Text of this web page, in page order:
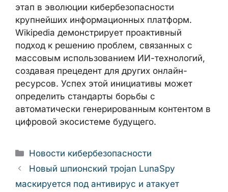
этап в эволюции кибербезопасности
крупнейших информационных платформ.
Wikipedia демонстрирует проактивный
подход к решению проблем, связанных с
массовым использованием ИИ-технологий,
создавая прецедент для других онлайн-
ресурсов. Успех этой инициативы может
определить стандарты борьбы с
автоматически генерированным контентом в
цифровой экосистеме будущего.
Рубрики
Новости кибербезопасности
Новый шпионский троjan LunaSpy
маскируется под антивирус и атакует